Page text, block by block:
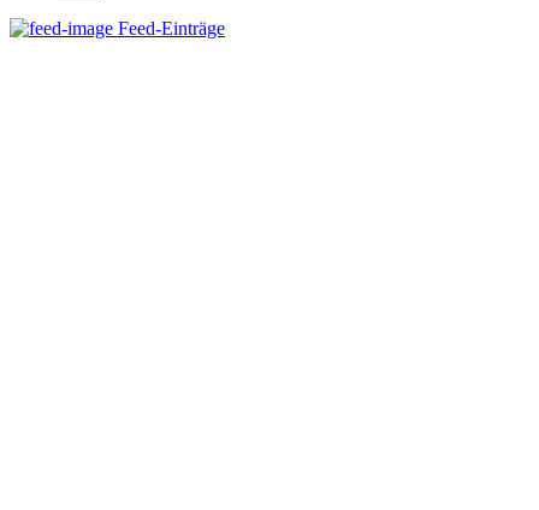
Feed-Einträge